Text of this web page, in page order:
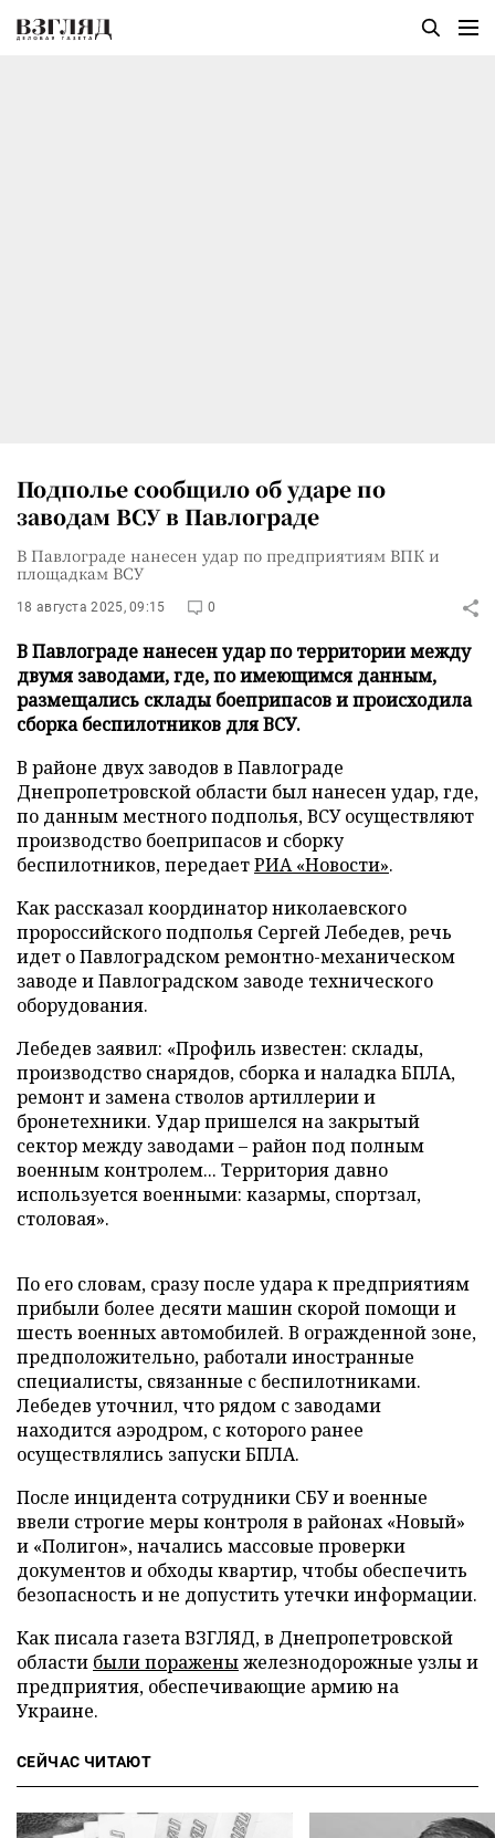
Подполье сообщило об ударе по
заводам ВСУ в Павлограде
В Павлограде нанесен удар по предприятиям ВПК и
площадкам ВСУ
18 августа 2025, 09:15 0
В Павлограде нанесен удар по территории между
двумя заводами, где, по имеющимся данным,
размещались склады боеприпасов и происходила
сборка беспилотников для ВСУ.
В районе двух заводов в Павлограде
Днепропетровской области был нанесен удар, где,
по данным местного подполья, ВСУ осуществляют
производство боеприпасов и сборку
беспилотников, передаетРИА «Новости».
Как рассказал координатор николаевского
пророссийского подполья Сергей Лебедев, речь
идет о Павлоградском ремонтно-механическом
заводе и Павлоградском заводе технического
оборудования.
Лебедев заявил: «Профиль известен: склады,
производство снарядов, сборка и наладка БПЛА,
ремонт и замена стволов артиллерии и
бронетехники. Удар пришелся на закрытый
сектор между заводами – район под полным
военным контролем... Территория давно
используется военными: казармы, спортзал,
столовая».
По его словам, сразу после удара к предприятиям
прибыли более десяти машин скорой помощи и
шесть военных автомобилей. В огражденной зоне,
предположительно, работали иностранные
специалисты, связанные с беспилотниками.
Лебедев уточнил, что рядом с заводами
находится аэродром, с которого ранее
осуществлялись запуски БПЛА.
После инцидента сотрудники СБУ и военные
ввели строгие меры контроля в районах «Новый»
и «Полигон», начались массовые проверки
документов и обходы квартир, чтобы обеспечить
безопасность и не допустить утечки информации.
Как писала газета ВЗГЛЯД, в Днепропетровской
области были пораженыжелезнодорожные узлы и
предприятия, обеспечивающие армию на
Украине.
СЕЙЧАС ЧИТАЮТ